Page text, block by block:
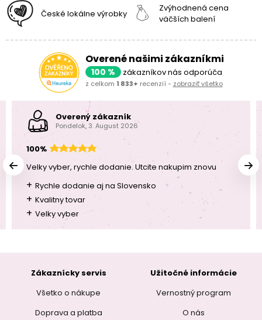
České lokálne výrobky
Zvýhodnená cena
väčších balení
Overené našimi zákazníkmi
100 % zákazníkov nás odporúča
z celkom 1 833+ recenzií - zobraziť všetko
Overený zákazník
Pondelok, 3. August 2026
100%
Velky vyber, rychle dodanie. Utcite nakupim znovu
+ Rychle dodanie aj na Slovensko
+ Kvalitny tovar
+ Velky vyber
Zákaznícky servis
Všetko o nákupe
Doprava a platba
Užitočné informácie
Vernostný program
O nás